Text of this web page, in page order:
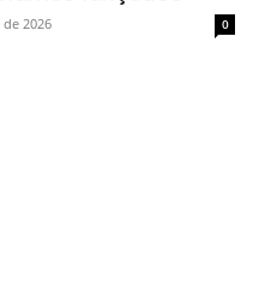
2026 0